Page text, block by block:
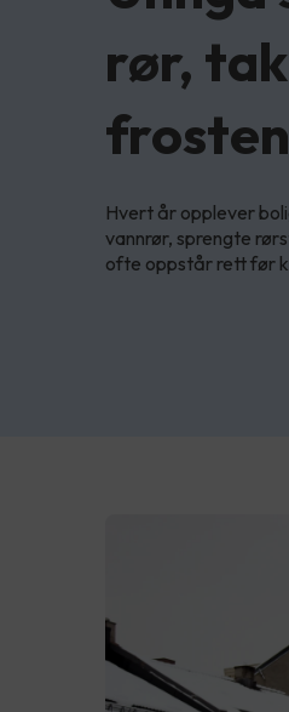
rør,
Hvert år opplever
vannrør, sprengte
ofte oppstår rett før